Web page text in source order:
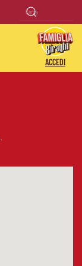
ACCEDI
.